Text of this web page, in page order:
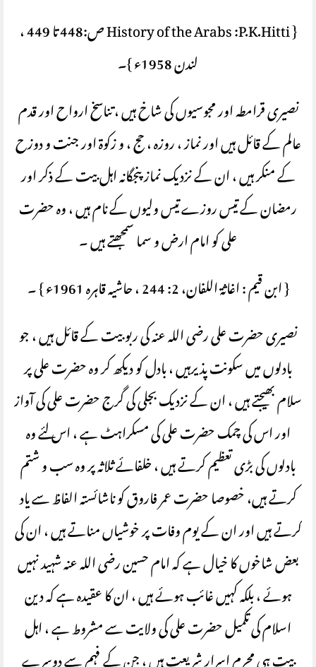
{ History of the Arabs :P.K.Hitti ص:448 تا 449 ،
لندن 1958ء }۔
نصیری قرامطہ اور مجوسیوں کی شاخ ہیں ، تناسخ ارواح اور قدم
عالم کے قائل ہیں اور نماز ، روزہ ، حج ، و زکوۃ اور جنت و دوزح
کے منکر ہیں ، ان کے نزدیک نماز پنجگانہ اہل بیت کے ذکر اور
رمضان کے تیس روزے تیس ولیوں کے نام ہیں ، وہ حضرت
علی کو امام ارض و سما سمجھتے ہیں ۔
{ ابن قیم : اغاثۃ اللفان، 2: 244 ، حاشیہ قاہرہ 1961ء } ۔
نصیری حضرت علی رضی اللہ عنہ کی ربوبیت کے قائل ہیں ، جو
بادلوں میں سکونت پذیرہیں ، بادل کو دیکھ کر وہ حضرت علی پر
سلام بھیجتے ہیں ، ان کے نزدیک بجلی کی گرج حضرت علی کی آواز
اور اس کی چمک حضرت علی کی مسکراہٹ ہے ، اس لئے وہ
بادلوں کی بڑی تعظیم کرتے ہیں ، خلفائے ثلاثہ پر وہ سب و شتم
کرتے ہیں، خصوصا حضرت عمر فاروق کو ناشائستہ الفاظ سے یاد
کرتے ہیں اور ان کے یوم وفات پر خوشیاں مناتے ہیں ، ان کی
بعض شاخوں کا خیال ہے کہ امام حسین رضی اللہ عنہ شہید نہیں
ہوئے ، بلکہ کہیں غائب ہوئے ہیں ، ان کا عقیدہ ہے کہ دین
اسلام کی تکمیل حضرت علی کی ولایت سے مشروط ہے ، اہل